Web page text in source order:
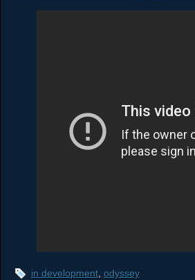
in development, odyssey